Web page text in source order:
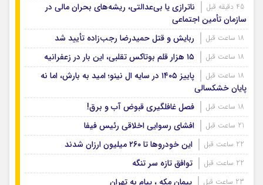
ناترازی یا بی‌عدالتی، ریشه‌های بحران مالی در
سازمان تأمین اجتماعی
ربایش و قتل حمیدرضا رجب‌زاده تأیید شد
۱۵ هزار قلم بوتاکس تقلبی، این بار در زعفرانیه
پاییز ۱۴۰۵ در سایه ال‌ نینو؛ امید به بارش، اما نه
پایان خشکسالی
فصل غافلگیری قبوض آب و برق!
افشای رسوایی اخلاقی رئیس فیفا
این خودروها تا ۲۶۰ میلیون ارزان شدند
توافق تازه سر تنگه
پیمان مکه ، پیام به تهران